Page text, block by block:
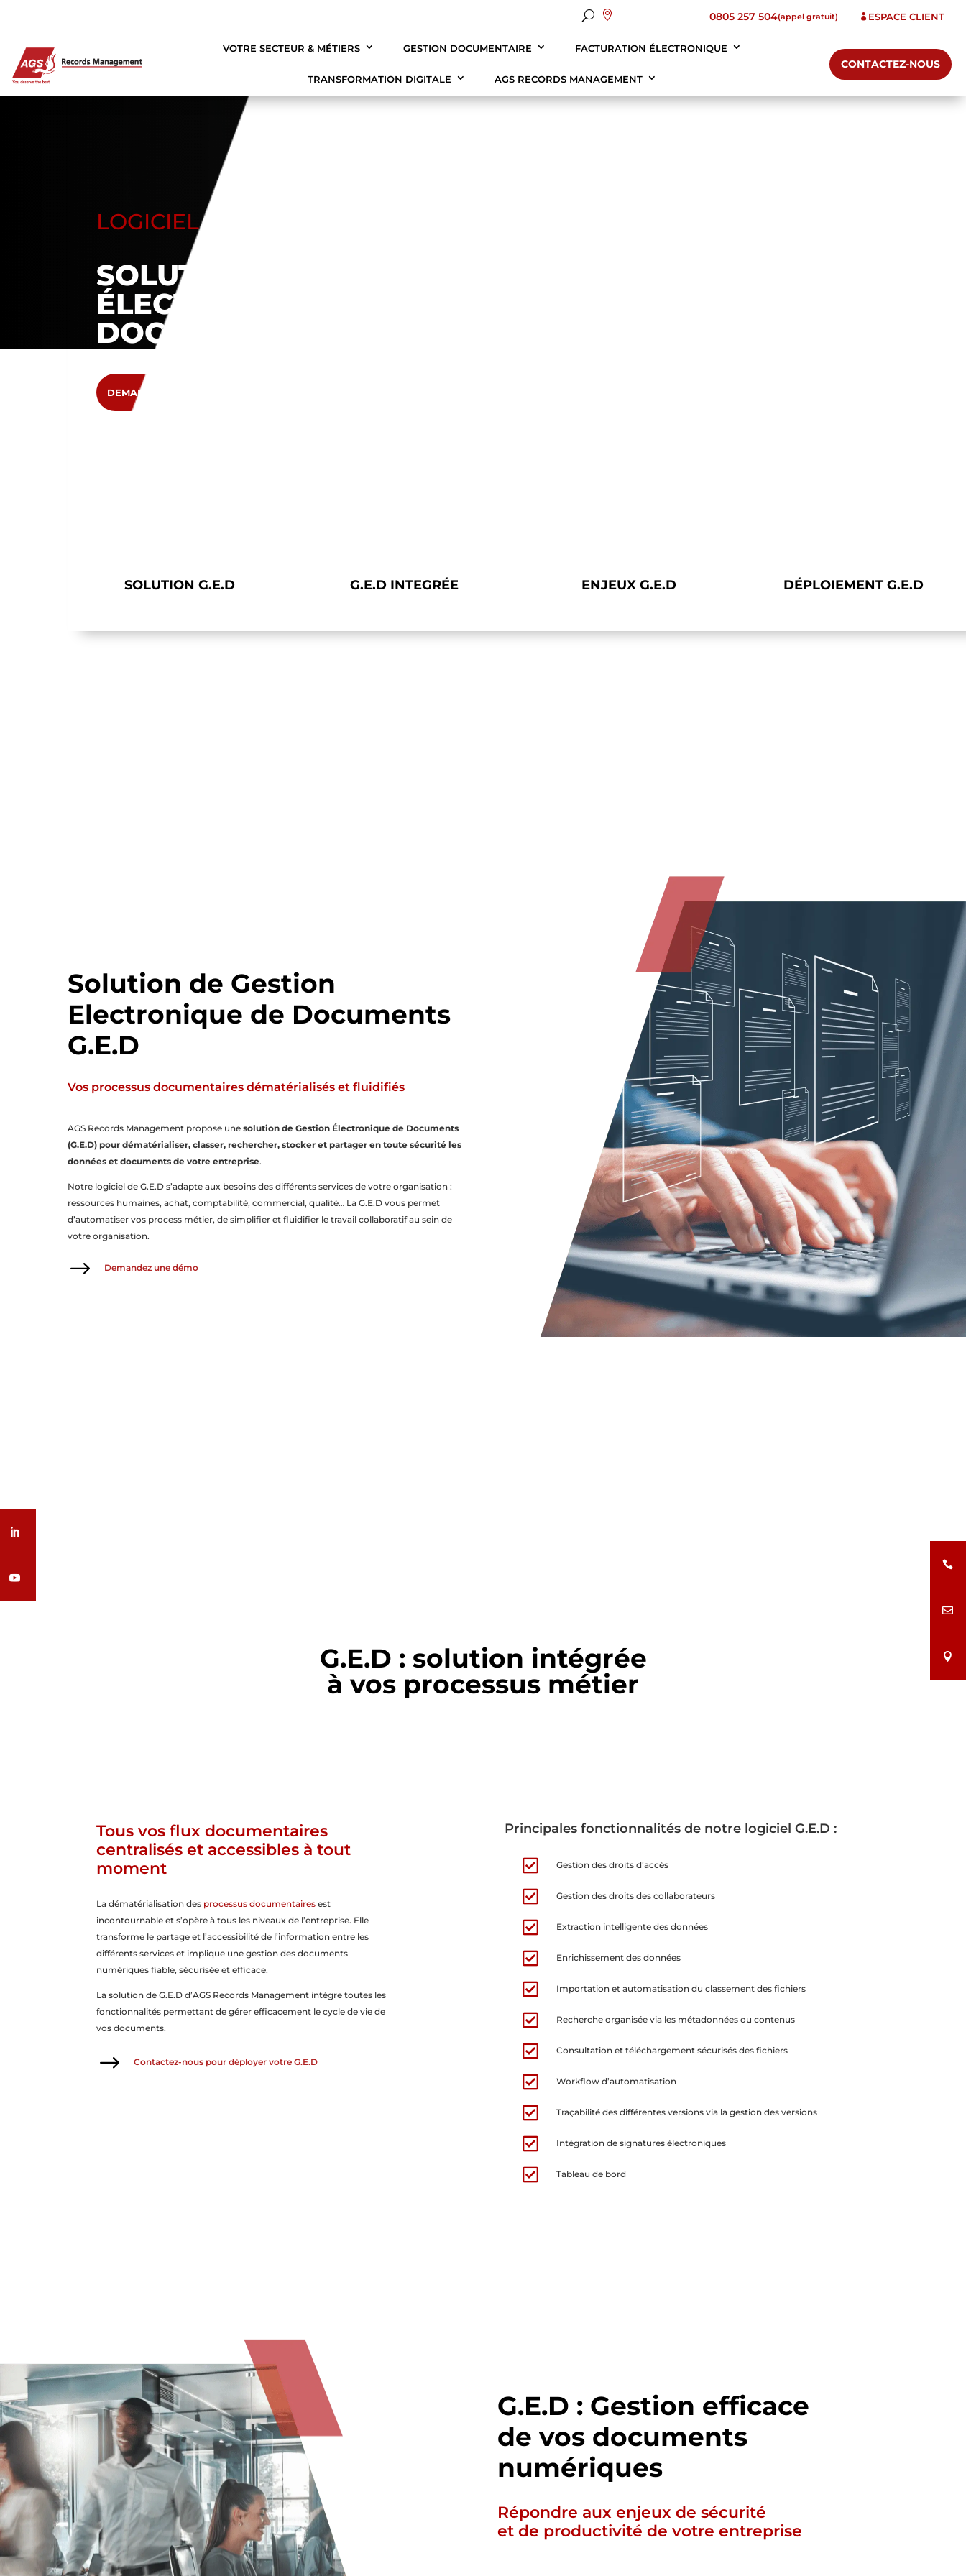
 0805 257 504(appel gratuit)  ESPACE CLIENT
VOTRE SECTEUR & MÉTIERS
Santé
GESTION DOCUMENTAIRE
Audit et conseil en organisation documentaire
FACTURATION ÉLECTRONIQUE
Solution e-facture PA
TRANSFORMATION DIGITALE AGS RECORDS MANAGEMENT
CONTACTEZ-NOUS
LOGICIEL G.E.D
SOLUTION DE GESTION
ÉLECTRONIQUE DE
DOCUMENTS
DEMANDEZ UN DEVIS
SOLUTION G.E.D G.E.D INTEGRÉE ENJEUX G.E.D DÉPLOIEMENT G.E.D
Solution de Gestion
Electronique de Documents
G.E.D
Vos processus documentaires dématérialisés et fluidifiés
AGS Records Management propose unesolution de Gestion Électronique de Documents
(G.E.D) pour dématérialiser, classer, rechercher, stocker et partager en toute sécurité les
données et documents de votre entreprise.
Notre logiciel de G.E.D s’adapte aux besoins des différents services de votre organisation :
ressources humaines, achat, comptabilité, commercial, qualité… La G.E.D vous permet
d’automatiser vos process métier, de simplifier et fluidifier le travail collaboratif au sein de
votre organisation.
$ Demandez une démo
G.E.D : solution intégrée
à vos processus métier
Tous vos flux documentaires
centralisés et accessibles à tout
moment
La dématérialisation des processus documentaires est
incontournable et s’opère à tous les niveaux de l’entreprise. Elle
transforme le partage et l’accessibilité de l’information entre les
différents services et implique une gestion des documents
numériques fiable, sécurisée et efficace.
La solution de G.E.D d’AGS Records Management intègre toutes les
fonctionnalités permettant de gérer efficacement le cycle de vie de
vos documents.
$ Contactez-nous pour déployer votre G.E.D
Principales fonctionnalités de notre logiciel G.E.D :
 Gestion des droits d’accès
 Gestion des droits des collaborateurs
 Extraction intelligente des données
 Enrichissement des données
 Importation et automatisation du classement des fichiers
 Recherche organisée via les métadonnées ou contenus
 Consultation et téléchargement sécurisés des fichiers
 Workflow d’automatisation
 Traçabilité des différentes versions via la gestion des versions
 Intégration de signatures électroniques
 Tableau de bord
G.E.D : Gestion efficace
de vos documents
numériques
Répondre aux enjeux de sécurité
et de productivité de votre entreprise